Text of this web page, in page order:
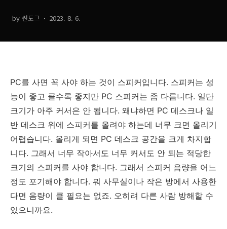
by 썬도그 2023. 8. 6.
PC를 사면 꼭 사야 하는 것이 스피커입니다. 스피커는 성
능이 좋고 클수록 좋지만 PC 스피커는 좀 다릅니다. 일단
크기가 아주 커서은 안 됩니다. 왜냐하면 PC 데스크나 일
반 데스크 위에 스피커를 올려야 하는데 너무 크면 올리기
어렵습니다. 올리게 되면 PC 데스크 공간을 크게 차지합
니다. 그래서 너무 작아서도 너무 커서도 안 되는 적당한
크기의 스피커를 사야 합니다. 그래서 스피커 음량을 어느
정도 포기해야 합니다. 뭐 사무실이나 작은 방에서 사용한
다면 음량이 클 필요는 없죠. 오히려 다른 사람 방해할 수
있으니까요.